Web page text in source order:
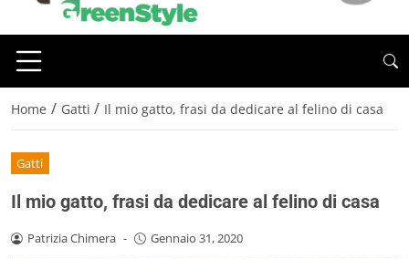
Home / Gatti / Il mio gatto, frasi da dedicare al felino di casa
Gatti
Il mio gatto, frasi da dedicare al felino di casa
Patrizia Chimera - Gennaio 31, 2020